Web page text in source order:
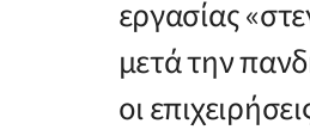
εργασίας
μετά την
οι